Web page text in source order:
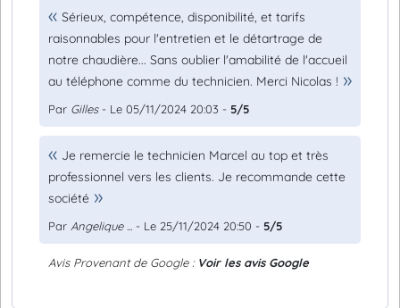
Sérieux, compétence, disponibilité, et tarifs
raisonnables pour l'entretien et le détartrage de
notre chaudière... Sans oublier l'amabilité de l'accueil
au téléphone comme du technicien. Merci Nicolas !
Par Gilles- Le 05/11/2024 20:03 - 5/5
Je remercie le technicien Marcel au top et très
professionnel vers les clients. Je recommande cette
société
Par Angelique ... - Le 25/11/2024 20:50 - 5/5
Avis Provenant de Google : Voir les avis Google